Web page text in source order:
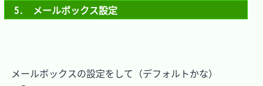
5.　メールボックス設定
メールボックスの設定をして（デフォルトかな）